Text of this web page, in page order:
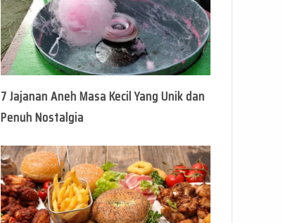
7 Jajanan Aneh Masa Kecil Yang Unik dan
Penuh Nostalgia